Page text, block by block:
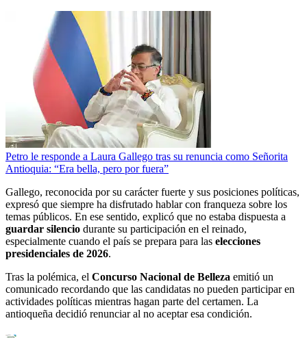
Petro le responde a Laura Gallego tras su renuncia como Señorita
Antioquia: “Era bella, pero por fuera”
Gallego, reconocida por su carácter fuerte y sus posiciones políticas,
expresó que siempre ha disfrutado hablar con franqueza sobre los
temas públicos. En ese sentido, explicó que no estaba dispuesta a
guardar silencio durante su participación en el reinado,
especialmente cuando el país se prepara para las elecciones
presidenciales de 2026.
Tras la polémica, el Concurso Nacional de Belleza emitió un
comunicado recordando que las candidatas no pueden participar en
actividades políticas mientras hagan parte del certamen. La
antioqueña decidió renunciar al no aceptar esa condición.